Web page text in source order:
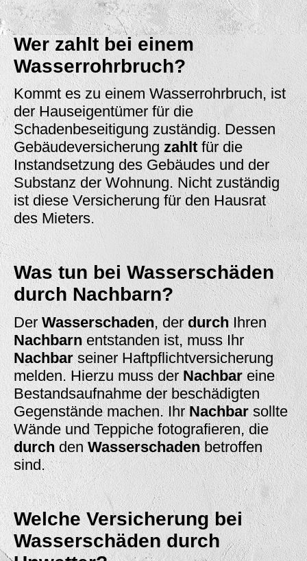
Wer zahlt bei einem
Wasserrohrbruch?
Kommt es zu einem Wasserrohrbruch, ist
der Hauseigentümer für die
Schadenbeseitigung zuständig. Dessen
Gebäudeversicherungzahltfür die
Instandsetzung des Gebäudes und der
Substanz der Wohnung. Nicht zuständig
ist diese Versicherung für den Hausrat
des Mieters.
Was tun bei Wasserschäden
durch Nachbarn?
DerWasserschaden, derdurchIhren
Nachbarnentstanden ist, muss Ihr
Nachbarseiner Haftpflichtversicherung
melden. Hierzu muss derNachbareine
Bestandsaufnahme der beschädigten
Gegenstände machen. IhrNachbarsollte
Wände und Teppiche fotografieren, die
durch denWasserschadenbetroffen
sind.
Welche Versicherung bei
Wasserschäden durch